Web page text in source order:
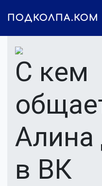
ПОДКОЛПА.КОМ
С кем
Алина
в ВК